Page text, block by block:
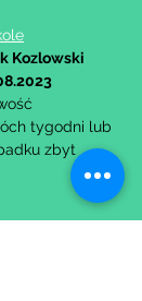
Kozlowski
tygodni lub
zbyt